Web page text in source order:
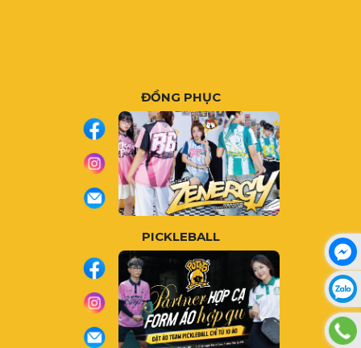
ĐỒNG PHỤC
PICKLEBALL